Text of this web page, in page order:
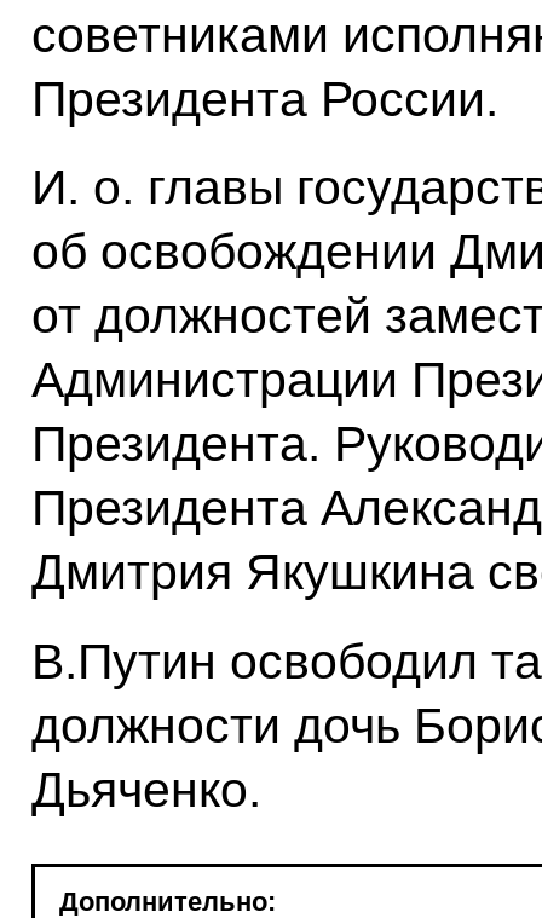
советниками
Президента России.
И. о. главы
об освобождении
от должностей
Администрации
Президента.
Президента
Дмитрия Якушкина
В.Путин освободил
должности дочь
Дьяченко.
Дополнительно: